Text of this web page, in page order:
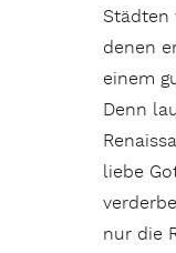
Städten
denen
einem
Denn
liebe
nur die